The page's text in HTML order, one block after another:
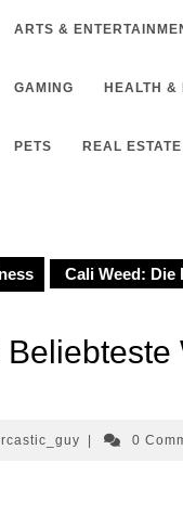
ARTS &
GAMING HEALTH &
PETS REAL ESTATE
Cali Weed: Die
sarcastic_guy
0